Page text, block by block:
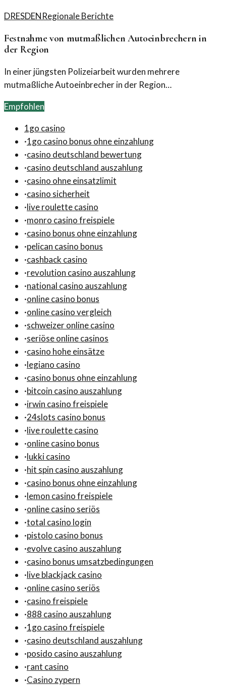
verstärkten Zusammenhalt in der politischen Landschaft.
Der Appell richtete sich an die Bürger und Politiker
gleichermaßen.
DRESDENRegionale Berichte
Festnahme von mutmaßlichen Autoeinbrechern in
der Region
In einer jüngsten Polizeiarbeit wurden mehrere
mutmaßliche Autoeinbrecher in der Region
wichtigen Schritt im Kampf gegen die steigende
Kriminalität im Bereich Autodiebstähle.
Empfohlen
1go casino
·1go casino bonus ohne einzahlung
·casino deutschland bewertung
·casino deutschland auszahlung
·casino ohne einsatzlimit
·casino sicherheit
·live roulette casino
·monro casino freispiele
·casino bonus ohne einzahlung
·pelican casino bonus
·cashback casino
·revolution casino auszahlung
·national casino auszahlung
·online casino bonus
·online casino vergleich
·schweizer online casino
·seriöse online casinos
·casino hohe einsätze
·legiano casino
·casino bonus ohne einzahlung
·bitcoin casino auszahlung
·irwin casino freispiele
·24slots casino bonus
·live roulette casino
·online casino bonus
·lukki casino
·hit spin casino auszahlung
·casino bonus ohne einzahlung
·lemon casino freispiele
·online casino seriös
·total casino login
·pistolo casino bonus
·evolve casino auszahlung
·casino bonus umsatzbedingungen
·live blackjack casino
·online casino seriös
·casino freispiele
·888 casino auszahlung
·1go casino freispiele
·casino deutschland auszahlung
·posido casino auszahlung
·rant casino
·Casino zypern